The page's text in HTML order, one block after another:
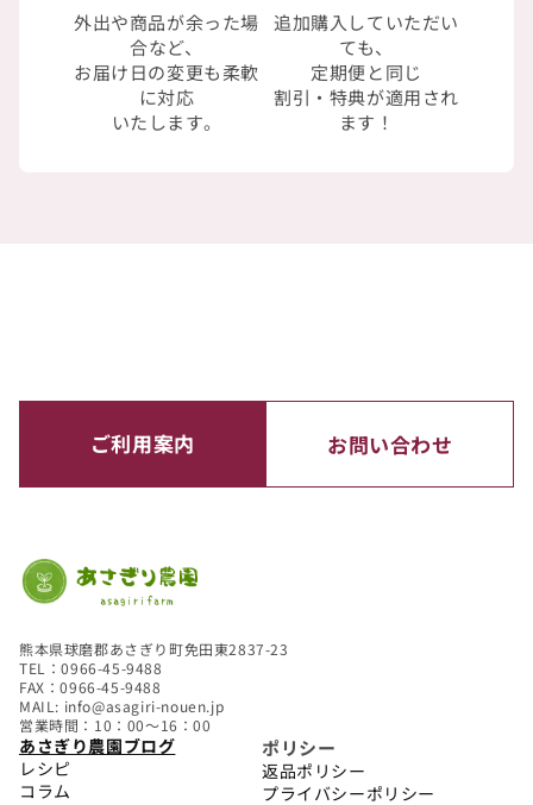
外出や商品が余った場
合など、
お届け日の変更も柔軟
に対応
いたします。
追加購入していただい
ても、
定期便と同じ
割引・特典が適用され
ます！
ご利用案内 お問い合わせ
熊本県球磨郡あさぎり町免田東2837-23
TEL：0966-45-9488
FAX：0966-45-9488
MAIL: info@asagiri-nouen.jp
営業時間：10：00～16：00
あさぎり農園ブログ
レシピ
コラム
ポリシー
返品ポリシー
プライバシーポリシー